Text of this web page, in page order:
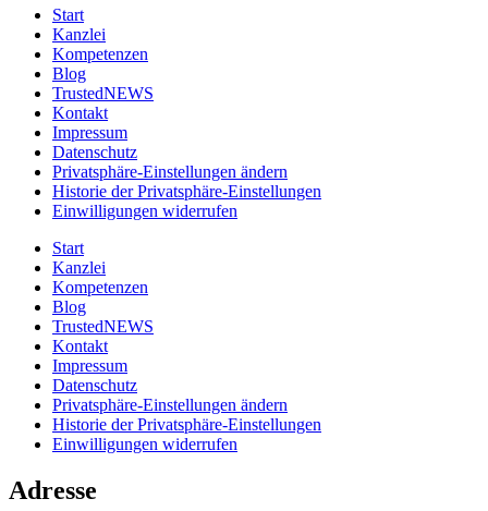
Start
Kanzlei
Kompetenzen
Blog
TrustedNEWS
Kontakt
Impressum
Datenschutz
Privatsphäre-Einstellungen ändern
Historie der Privatsphäre-Einstellungen
Einwilligungen widerrufen
Start
Kanzlei
Kompetenzen
Blog
TrustedNEWS
Kontakt
Impressum
Datenschutz
Privatsphäre-Einstellungen ändern
Historie der Privatsphäre-Einstellungen
Einwilligungen widerrufen
Adresse